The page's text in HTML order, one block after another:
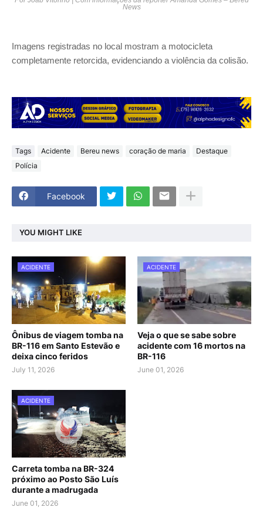
News
Imagens registradas no local mostram a motocicleta
completamente retorcida, evidenciando a violência da colisão.
Tags Acidente Bereu news coração de maria
Destaque
Polícia
Facebook
YOU MIGHT LIKE
ACIDENTE
Ônibus de viagem tomba na
BR-116 em Santo Estevão e
deixa cinco feridos
July 11, 2026
ACIDENTE
Veja o que se sabe sobre
acidente com 16 mortos na
BR-116
June 01, 2026
ACIDENTE
Carreta tomba na BR-324
próximo ao Posto São Luís
durante a madrugada
June 01, 2026